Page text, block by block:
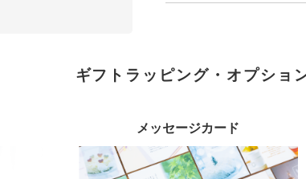
ギフトラッピング・オプショ
メッセージカード